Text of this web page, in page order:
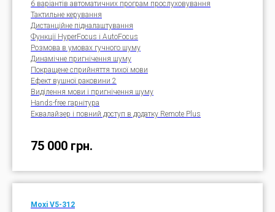
6 варіантів автоматичних програм прослуховування
Тактильне керування
Дистанційне підналаштування
Функції HyperFocus і AutoFocus
Розмова в умовах гучного шуму
Динамічне пригнічення шуму
Покращене сприйняття тихої мови
Ефект вушної раковини 2
Виділення мови і пригнічення шуму
Hands-free гарнітура
Еквалайзер і повний доступ в додатку Remote Plus
75 000 грн.
Moxi V5-312